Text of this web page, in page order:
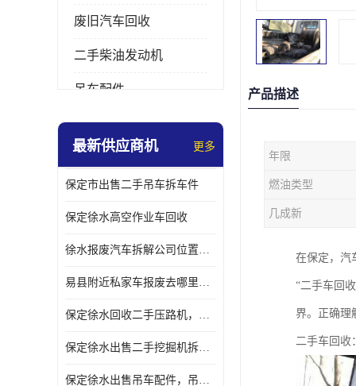
废旧汽车回收
二手柴油发动机
吊车配件
挖掘机拆车件
最新供应商机 更多
保定市出售二手吊车拆车件
保定徐水高空作业车回收
徐水报废汽车拆解公司位置，出售二手拆车件发动机
易县附近私家车报废去哪里，咨询车辆销户流程电话
保定徐水回收二手压路机，压路机拆解市场在哪
保定徐水出售二手挖掘机拆车件，挖掘机配件，液压件出售
保定徐水出售吊车配件，吊车拆车件出售
产品描述
年限
燃油类型
几成新
在保定，汽
“二手车回
界。正确理
二手车回收